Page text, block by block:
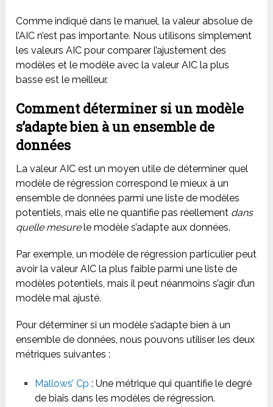
Comme indiqué dans le manuel, la valeur absolue de
l’AIC n’est pas importante. Nous utilisons simplement
les valeurs AIC pour comparer l’ajustement des
modèles et le modèle avec la valeur AIC la plus
basse est le meilleur.
Comment déterminer si un modèle
s’adapte bien à un ensemble de
données
La valeur AIC est un moyen utile de déterminer quel
modèle de régression correspond le mieux à un
ensemble de données parmi une liste de modèles
potentiels, mais elle ne quantifie pas réellement dans
quelle mesurele modèle s’adapte aux données.
Par exemple, un modèle de régression particulier peut
avoir la valeur AIC la plus faible parmi une liste de
modèles potentiels, mais il peut néanmoins s’agir d’un
modèle mal ajusté.
Pour déterminer si un modèle s’adapte bien à un
ensemble de données, nous pouvons utiliser les deux
métriques suivantes :
Mallows’ Cp : Une métrique qui quantifie le degré
de biais dans les modèles de régression.